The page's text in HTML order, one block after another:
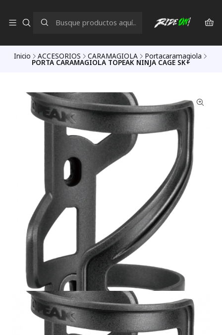
Inicio ACCESORIOS CARAMAGIOLA Portacaramagiola
PORTA CARAMAGIOLA TOPEAK NINJA CAGE SK+